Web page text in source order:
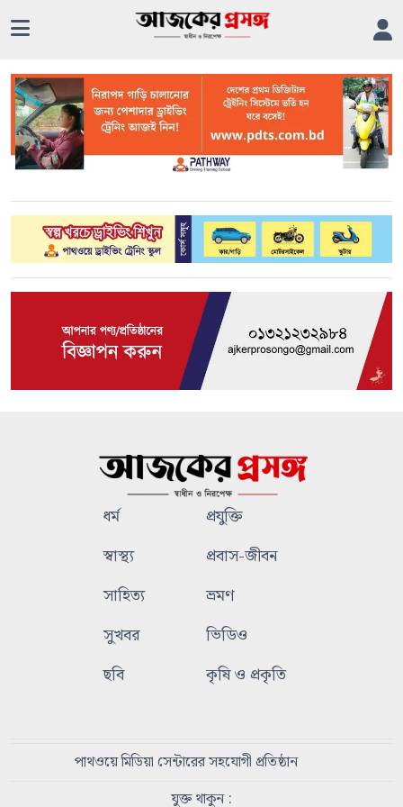
Previous Next
ধর্ম
প্রযুক্তি
স্বাস্থ্য
প্রবাস-জীবন
সাহিত্য
ভ্রমণ
সুখবর
ভিডিও
ছবি
কৃষি ও প্রকৃতি
পাথওয়ে মিডিয়া সেন্টারের সহযোগী প্রতিষ্ঠান
যুক্ত থাকুন :